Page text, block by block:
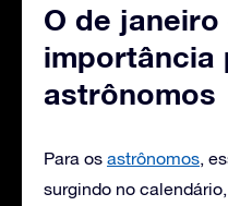
O de janeiro
importância
astrônomos
Para os astrônomos,
surgindo no